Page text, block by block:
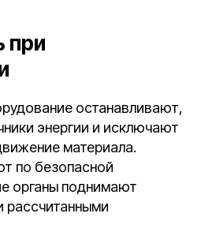
при
останавливают,
энергии и исключают
материала.
по безопасной
органы поднимают
рассчитанными